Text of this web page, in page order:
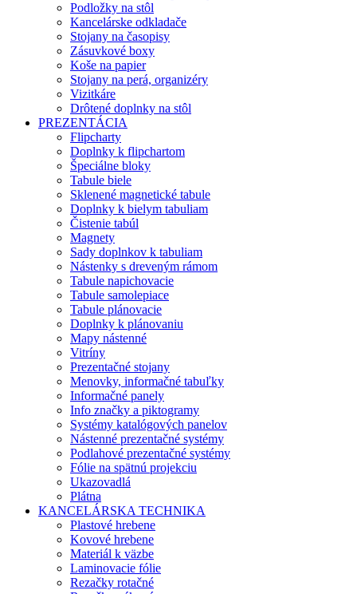
Podložky na stôl
Kancelárske odkladače
Stojany na časopisy
Zásuvkové boxy
Koše na papier
Stojany na perá, organizéry
Vizitkáre
Drôtené doplnky na stôl
PREZENTÁCIA
Flipcharty
Doplnky k flipchartom
Špeciálne bloky
Tabule biele
Sklenené magnetické tabule
Doplnky k bielym tabuliam
Čistenie tabúl
Magnety
Sady doplnkov k tabuliam
Nástenky s dreveným rámom
Tabule napichovacie
Tabule samolepiace
Tabule plánovacie
Doplnky k plánovaniu
Mapy nástenné
Vitríny
Prezentačné stojany
Menovky, informačné tabuľky
Informačné panely
Info značky a piktogramy
Systémy katalógových panelov
Nástenné prezentačné systémy
Podlahové prezentačné systémy
Fólie na spätnú projekciu
Ukazovadlá
Plátna
KANCELÁRSKA TECHNIKA
Plastové hrebene
Kovové hrebene
Materiál k väzbe
Laminovacie fólie
Rezačky rotačné